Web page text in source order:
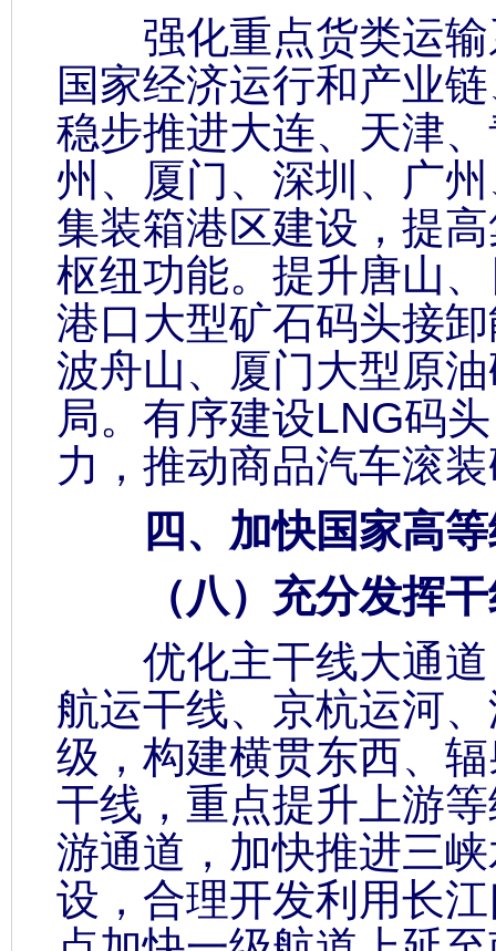
强化重点货类运输
国家经济运行和产业
稳步推进大连、天津
州、厦门、深圳、广
集装箱港区建设，提
枢纽功能。提升唐山
港口大型矿石码头接
波舟山、厦门大型原
局。有序建设LNG码
力，推动商品汽车滚
四、加快国家高等
（八）充分发挥干
优化主干线大通道
航运干线、京杭运河
级，构建横贯东西、
干线，重点提升上游
游通道，加快推进三
设，合理开发利用长